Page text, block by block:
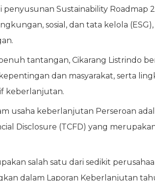
Sustainability Roadmap
sosial, dan tata kelola
tantangan, Cikarang Listrindo
dan masyarakat, serta
keberlanjutan.
usaha keberlanjutan Perseroan
Disclosure (TCFD) yang
salah satu dari sedikit
dalam Laporan Keberlanjutan